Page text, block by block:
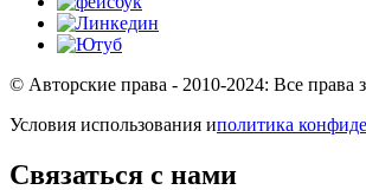
© Авторские права - 2010-2024: Все права
Условия использования иполитика
Связаться с нами